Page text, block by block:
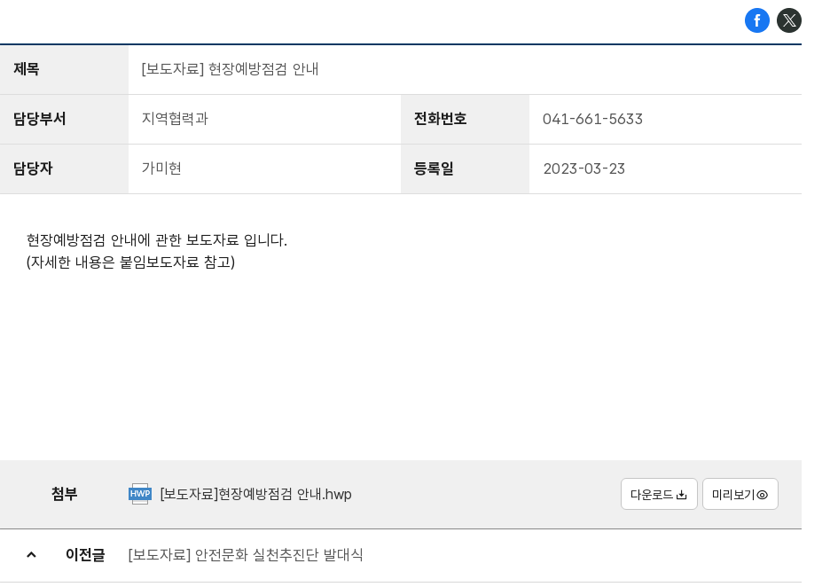
제목 [보도자료] 현장예방점검 안내
담당부서 지역협력과 전화번호 041-661-5633
담당자 가미현 등록일 2023-03-23
현장예방점검 안내에 관한 보도자료 입니다.
(자세한 내용은 붙임보도자료 참고)
첨부 [보도자료]현장예방점검 안내.hwp 다운로드 미리보기
이전글 [보도자료] 안전문화 실천추진단 발대식